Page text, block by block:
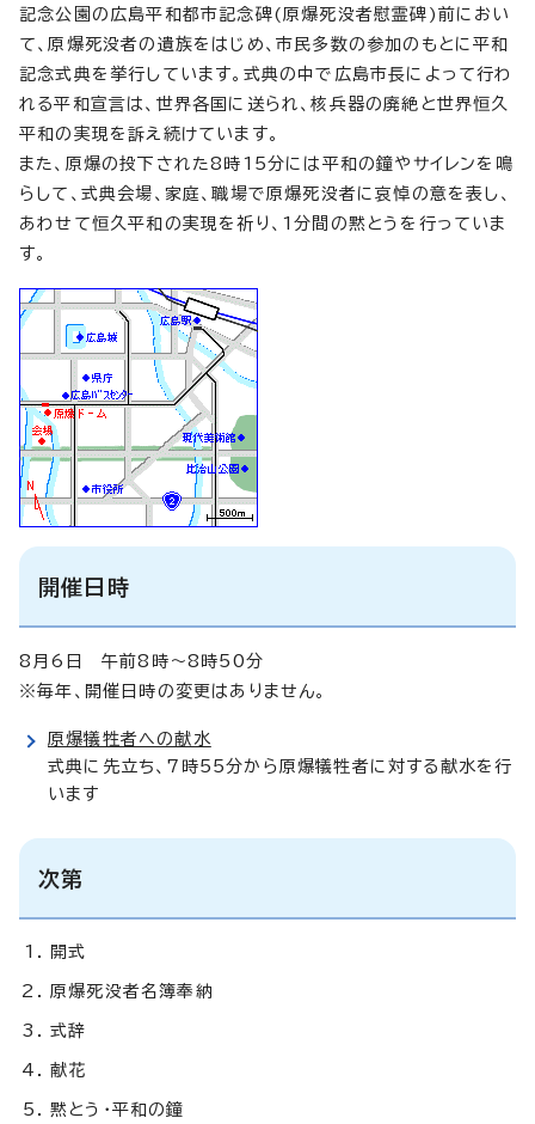
記念公園の広島平和都市記念碑(原爆死没者慰霊碑)前におい
て、原爆死没者の遺族をはじめ、市民多数の参加のもとに平和
記念式典を挙行しています。式典の中で広島市長によって行わ
れる平和宣言は、世界各国に送られ、核兵器の廃絶と世界恒久
平和の実現を訴え続けています。
また、原爆の投下された8時15分には平和の鐘やサイレンを鳴
らして、式典会場、家庭、職場で原爆死没者に哀悼の意を表し、
あわせて恒久平和の実現を祈り、1分間の黙とうを行っていま
す。
開催日時
8月6日 午前8時～8時50分
※毎年、開催日時の変更はありません。
原爆犠牲者への献水
式典に先立ち、7時55分から原爆犠牲者に対する献水を行
います
次第
開式
原爆死没者名簿奉納
式辞
献花
黙とう・平和の鐘